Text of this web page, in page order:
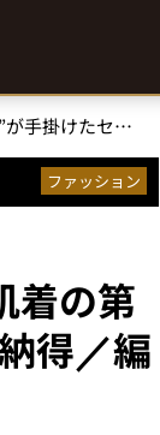
【1万円ちょいでこのクオリティは優秀】“肌着の第一人者”が手掛けたセットアップの着心地に納得／編集長 奥家の『コレ買いです』Vol.42
ファッション
着の第
得／編